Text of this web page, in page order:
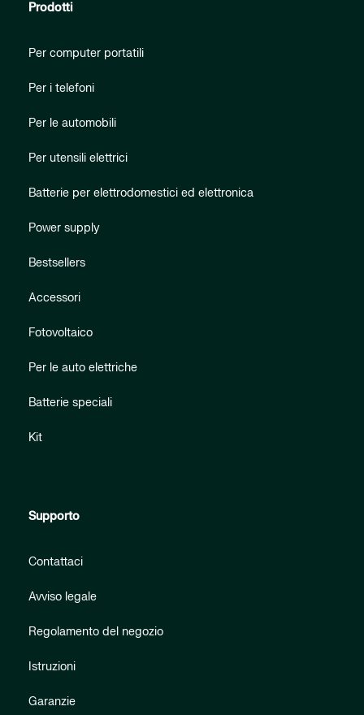
Prodotti
Per computer portatili
Per i telefoni
Per le automobili
Per utensili elettrici
Batterie per elettrodomestici ed elettronica
Power supply
Bestsellers
Accessori
Fotovoltaico
Per le auto elettriche
Batterie speciali
Kit
Supporto
Contattaci
Avviso legale
Regolamento del negozio
Istruzioni
Garanzie